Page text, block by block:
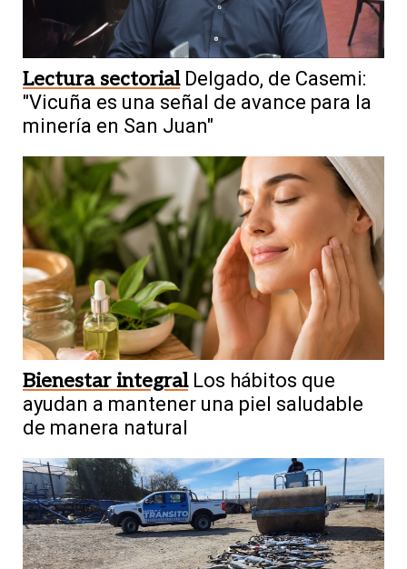
Lectura sectorial Delgado, de Casemi:
"Vicuña es una señal de avance para la
minería en San Juan"
Bienestar integral Los hábitos que
ayudan a mantener una piel saludable
de manera natural